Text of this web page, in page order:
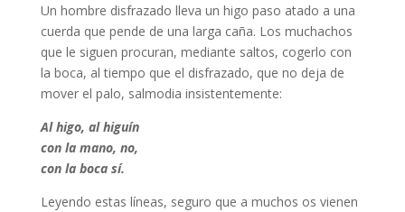
Un hombre disfrazado lleva un higo paso atado a una
cuerda que pende de una larga caña. Los muchachos
que le siguen procuran, mediante saltos, cogerlo con
la boca, al tiempo que el disfrazado, que no deja de
mover el palo, salmodia insistentemente:
Al higo, al higuín
con la mano, no,
con la boca sí.
Leyendo estas líneas, seguro que a muchos os vienen